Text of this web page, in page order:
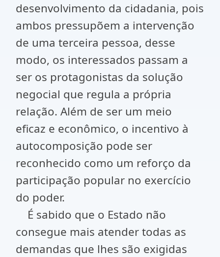
desenvolvimento da cidadania, pois
ambos pressupõem a intervenção
de uma terceira pessoa, desse
modo, os interessados passam a
ser os protagonistas da solução
negocial que regula a própria
relação. Além de ser um meio
eficaz e econômico, o incentivo à
autocomposição pode ser
reconhecido como um reforço da
participação popular no exercício
do poder.
É sabido que o Estado não
consegue mais atender todas as
demandas que lhes são exigidas